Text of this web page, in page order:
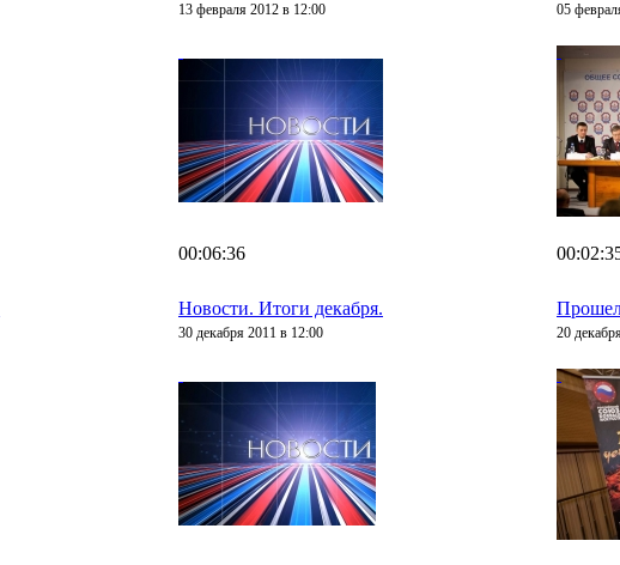
13 февраля 2012 в 12:00 05
00:06:36
Новости. Итоги декабря.
30 декабря 2011 в 12:00 20